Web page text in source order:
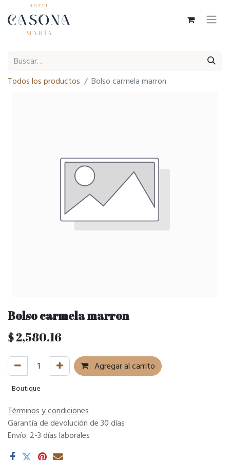
Todos los productos Bolso carmela marron
Bolso carmela marron
$2,580.16
Agregar al carrito
Boutique
Términos y condiciones
Garantía de devolución de 30 días
Envío: 2-3 días laborales